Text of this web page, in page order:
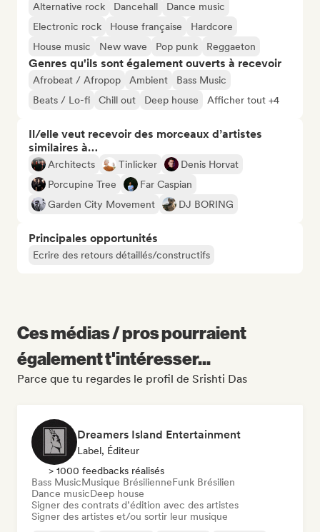
Alternative rock Dancehall
Dance music
Electronic rock
House française
Hardcore
House music
New wave Pop punk Reggaeton
Genres qu'ils sont également ouverts à recevoir
Afrobeat / Afropop Ambient
Bass Music
Beats / Lo-fi
Chill out Deep house Afficher tout +4
Il/elle veut recevoir des morceaux d’artistes
similaires à…
Architects Tinlicker
Denis Horvat
Porcupine Tree
Far Caspian
Garden City Movement
DJ BORING
Principales opportunités
Ecrire des retours détaillés/constructifs
Ces médias / pros pourraient
également t'intéresser...
Parce que tu regardes le profil de Srishti Das
Dreamers Island Entertainment
Label, Éditeur
> 1000 feedbacks réalisés
Bass MusicMusique BrésilienneFunk Brésilien
Dance musicDeep house
Signer des contrats d’édition avec des artistes
Signer des artistes et/ou sortir leur musique